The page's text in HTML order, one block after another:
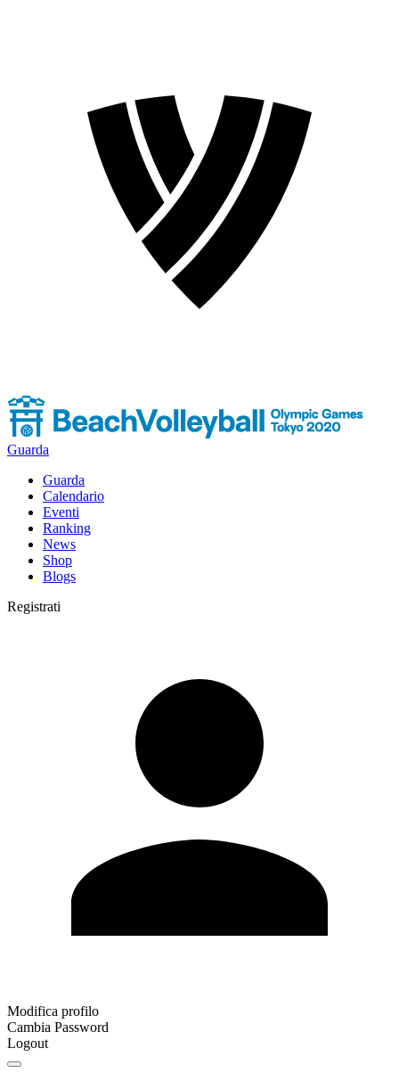
Guarda
Guarda
Calendario
Eventi
Ranking
News
Shop
Blogs
Registrati
Modifica profilo
Cambia Password
Logout